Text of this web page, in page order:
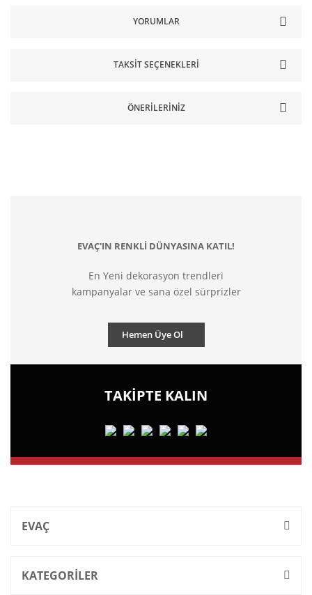
YORUMLAR
TAKSIT SEÇENEKLERI
ÖNERILERINIZ
EVAÇ'IN RENKLİ DÜNYASINA KATIL!
En Yeni dekorasyon trendleri
kampanyalar ve sana özel sürprizler
Hemen Üye Ol
TAKİPTE KALIN
EVAÇ
KATEGORİLER